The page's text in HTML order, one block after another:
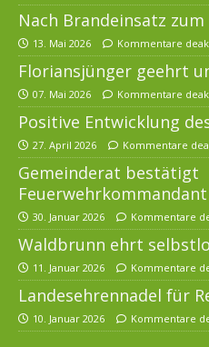
Nach Brandeinsatz
13. Mai 2026 Kommentare
Floriansjünger geehrt
07. Mai 2026 Kommentare
Positive Entwicklung
27. April 2026 Kommentare
Gemeinderat bestätigt
Feuerwehrkommandant
30. Januar 2026 Kommentare
Waldbrunn ehrt
11. Januar 2026 Kommentare
Landesehrennadel für
10. Januar 2026 Kommentare